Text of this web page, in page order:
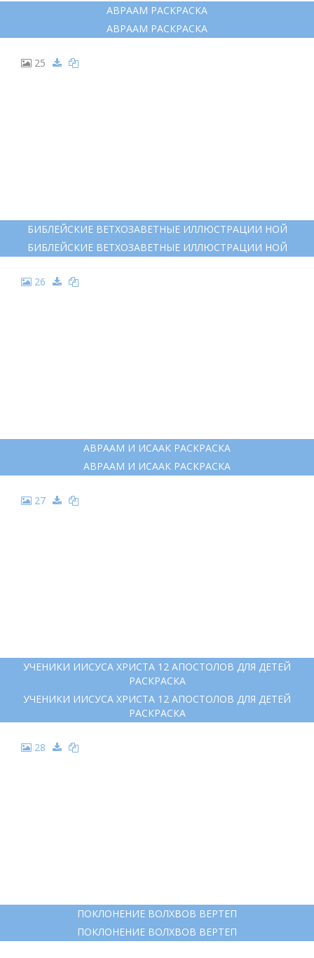
АВРААМ РАСКРАСКА
АВРААМ РАСКРАСКА
25
БИБЛЕЙСКИЕ ВЕТХОЗАВЕТНЫЕ ИЛЛЮСТРАЦИИ НОЙ
БИБЛЕЙСКИЕ ВЕТХОЗАВЕТНЫЕ ИЛЛЮСТРАЦИИ НОЙ
26
АВРААМ И ИСААК РАСКРАСКА
АВРААМ И ИСААК РАСКРАСКА
27
УЧЕНИКИ ИИСУСА ХРИСТА 12 АПОСТОЛОВ ДЛЯ ДЕТЕЙ
РАСКРАСКА
УЧЕНИКИ ИИСУСА ХРИСТА 12 АПОСТОЛОВ ДЛЯ ДЕТЕЙ
РАСКРАСКА
28
ПОКЛОНЕНИЕ ВОЛХВОВ ВЕРТЕП
ПОКЛОНЕНИЕ ВОЛХВОВ ВЕРТЕП